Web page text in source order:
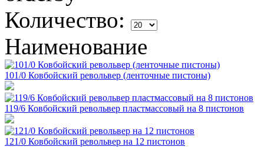
Количество:
Наименование
101/0 Ковбойский револьвер (ленточные пистоны)
119/6 Ковбойский револьвер пластмассовый на 8 пистонов
121/0 Ковбойский револьвер на 12 пистонов